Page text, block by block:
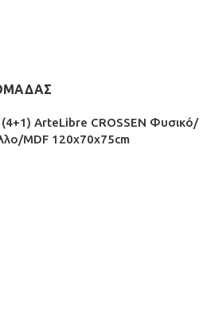
(4+1) ArteLibre CROSSEN Φυσικό/
MDF 120x70x75cm